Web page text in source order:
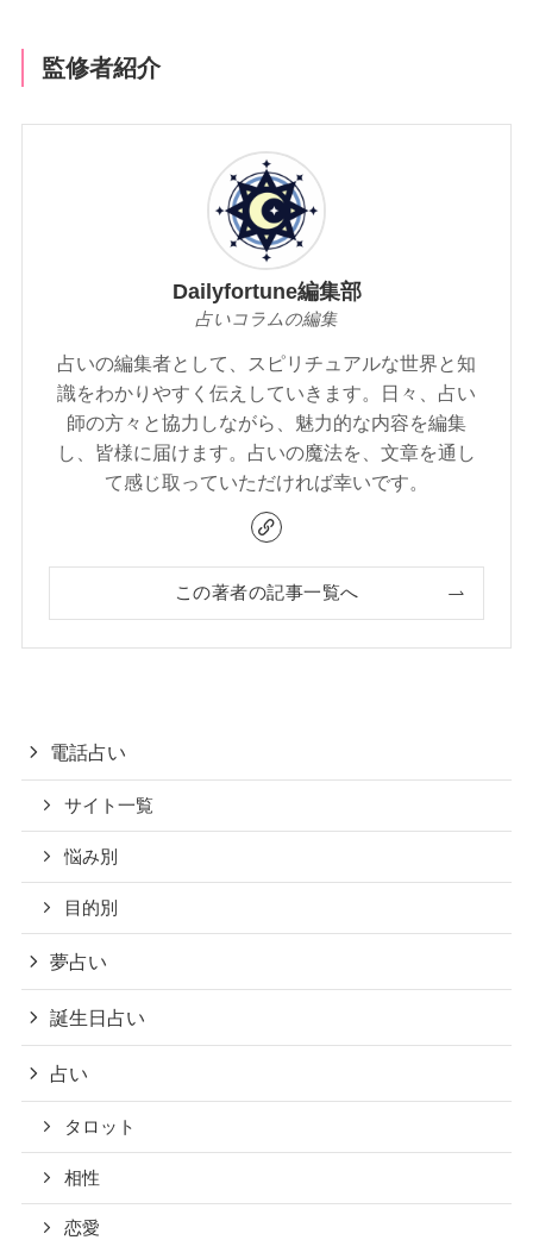
監修者紹介
Dailyfortune編集部
占いコラムの編集
占いの編集者として、スピリチュアルな世界と知
識をわかりやすく伝えしていきます。日々、占い
師の方々と協力しながら、魅力的な内容を編集
し、皆様に届けます。占いの魔法を、文章を通し
て感じ取っていただければ幸いです。
この著者の記事一覧へ
電話占い
サイト一覧
悩み別
目的別
夢占い
誕生日占い
占い
タロット
相性
恋愛